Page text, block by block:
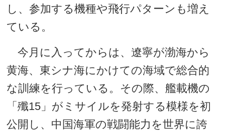
し、参加する機種や飛行パターンも増え
ている。
今月に入ってからは、遼寧が渤海から
黄海、東シナ海にかけての海域で総合的
な訓練を行っている。その際、艦載機の
「殲15」がミサイルを発射する模様を初
公開し、中国海軍の戦闘能力を世界に誇